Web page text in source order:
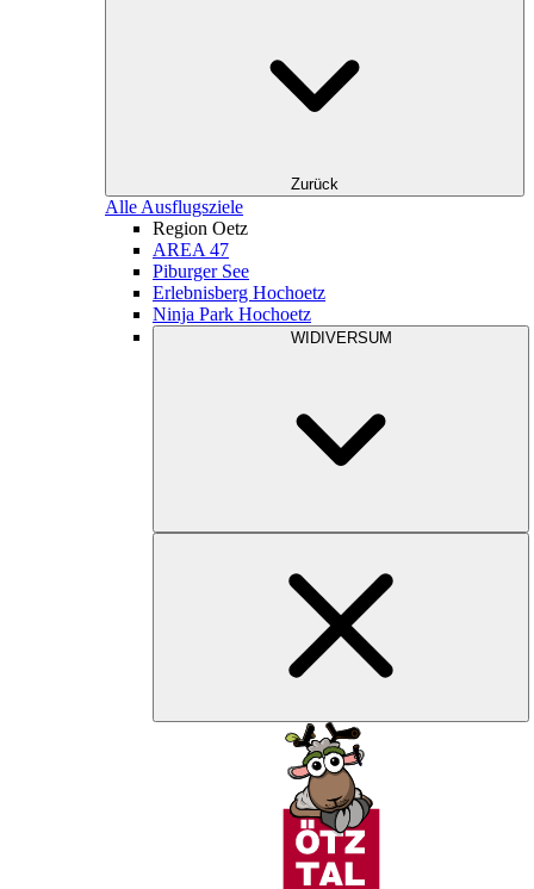
Zurück
Alle Ausflugsziele
Region Oetz
AREA 47
Piburger See
Erlebnisberg Hochoetz
Ninja Park Hochoetz
WIDIVERSUM